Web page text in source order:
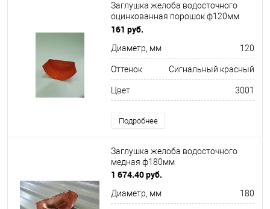
Заглушка желоба водосточного
оцинкованная порошок ф120мм
RAL 3001
161 руб.
Диаметр, мм 120
Оттенок Сигнальный красный
Цвет 3001
Подробнее
Заглушка желоба водосточного
медная ф180мм
1 674.40 руб.
Диаметр, мм 180